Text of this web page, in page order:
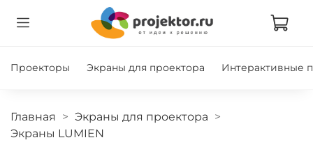
Проекторы Экраны для проектора Интерактивные
Главная
Экраны для проектора
Экраны LUMIEN